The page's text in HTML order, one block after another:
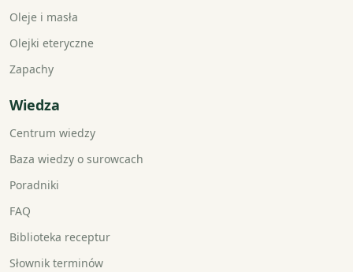
Oleje i masła
Olejki eteryczne
Zapachy
Wiedza
Centrum wiedzy
Baza wiedzy o surowcach
Poradniki
FAQ
Biblioteka receptur
Słownik terminów